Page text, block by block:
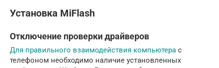
Установка MiFlash
Отключение проверки драйверов
Для правильного взаимодействия компьютера с
телефоном необходимо наличие установленных